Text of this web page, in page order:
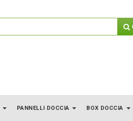
PANNELLI DOCCIA BOX DOCCIA